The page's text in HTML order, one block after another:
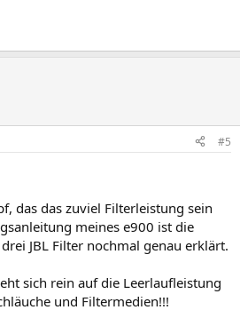
#5
das das zuviel Filterleistung sein
meines e900 ist die
JBL Filter nochmal genau erklärt.
sich rein auf die Leerlaufleistung
und Filtermedien!!!